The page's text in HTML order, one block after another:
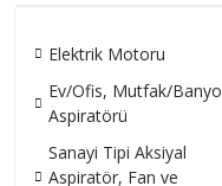
Elektrik Motoru
Ev/Ofis, Mutfak/Banyo
Aspiratörü
Sanayi Tipi Aksiyal
Aspiratör, Fan ve